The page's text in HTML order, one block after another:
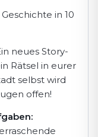
in 10
neues Story-
Rätsel in eurer
selbst wird
offen!